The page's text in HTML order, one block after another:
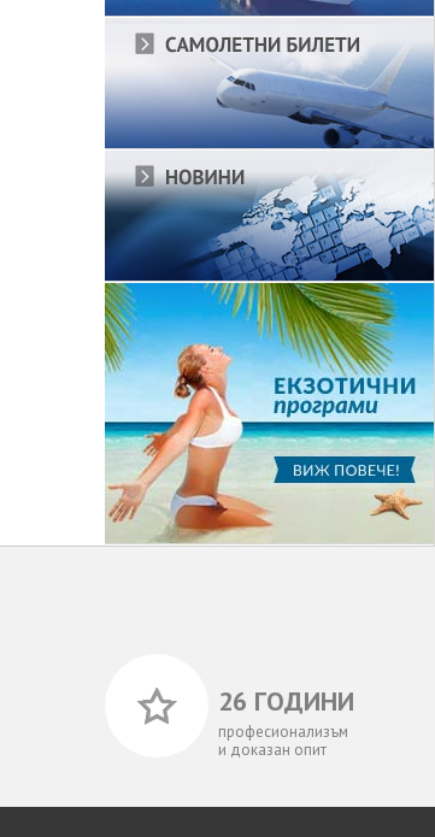
26 ГОДИНИ
професионализъм
и доказан опит